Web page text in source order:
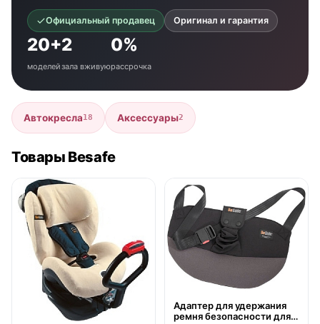
Официальный продавец Оригинал и гарантия
20+
моделей
2
зала вживую
0%
рассрочка
Автокресла18 Аксессуары2
Товары Besafe
нет в продаже
Адаптер для удержания
ремня безопасности для